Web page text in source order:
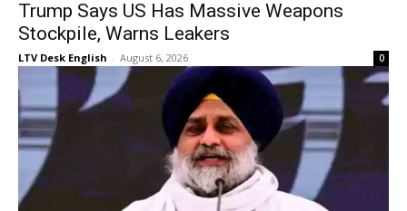
Trump Says US Has Massive Weapons
Stockpile, Warns Leakers
LTV Desk English - August 6, 2026 0